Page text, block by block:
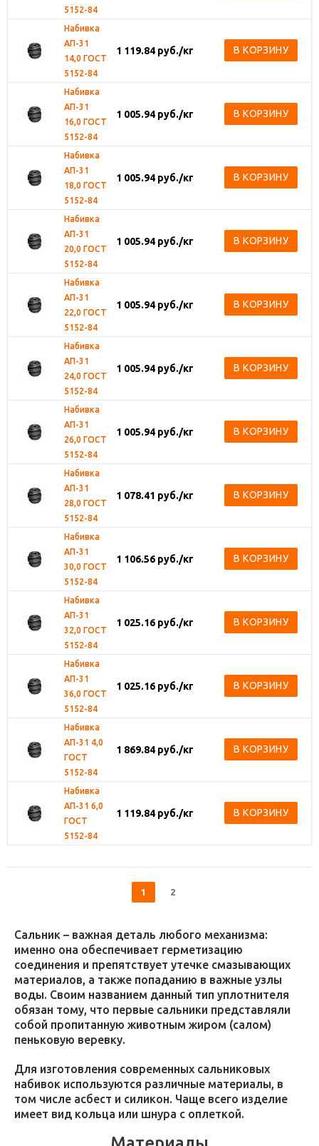
5152-84
Набивка
АП-31
14,0 ГОСТ
5152-84
1 119.84 руб./кг В КОРЗИНУ
Набивка
АП-31
16,0 ГОСТ
5152-84
1 005.94 руб./кг В КОРЗИНУ
Набивка
АП-31
18,0 ГОСТ
5152-84
1 005.94 руб./кг В КОРЗИНУ
Набивка
АП-31
20,0 ГОСТ
5152-84
1 005.94 руб./кг В КОРЗИНУ
Набивка
АП-31
22,0 ГОСТ
5152-84
1 005.94 руб./кг В КОРЗИНУ
Набивка
АП-31
24,0 ГОСТ
5152-84
1 005.94 руб./кг В КОРЗИНУ
Набивка
АП-31
26,0 ГОСТ
5152-84
1 005.94 руб./кг В КОРЗИНУ
Набивка
АП-31
28,0 ГОСТ
5152-84
1 078.41 руб./кг В КОРЗИНУ
Набивка
АП-31
30,0 ГОСТ
5152-84
1 106.56 руб./кг В КОРЗИНУ
Набивка
АП-31
32,0 ГОСТ
5152-84
1 025.16 руб./кг В КОРЗИНУ
Набивка
АП-31
36,0 ГОСТ
5152-84
1 025.16 руб./кг В КОРЗИНУ
Набивка
АП-31 4,0
ГОСТ
5152-84
1 869.84 руб./кг В КОРЗИНУ
Набивка
АП-31 6,0
ГОСТ
5152-84
1 119.84 руб./кг В КОРЗИНУ
1 2
Сальник – важная деталь любого механизма:
именно она обеспечивает герметизацию
соединения и препятствует утечке смазывающих
материалов, а также попаданию в важные узлы
воды. Своим названием данный тип уплотнителя
обязан тому, что первые сальники представляли
собой пропитанную животным жиром (салом)
пеньковую веревку.
Для изготовления современных сальниковых
набивок используются различные материалы, в
том числе асбест и силикон. Чаще всего изделие
имеет вид кольца или шнура с оплеткой.